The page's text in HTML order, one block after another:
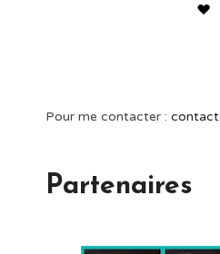
Pour me contacter :
Partenaires